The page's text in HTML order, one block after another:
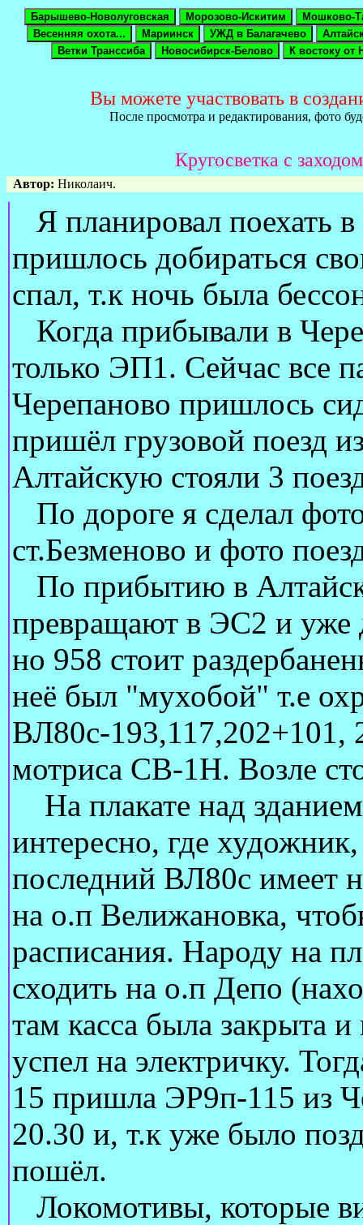
Вы можете участвовать в
После просмотра и редактирования, фото
Кругосветка с
Автор: Николаич.
Я планировал поехать
пришлось добираться
спал, т.к ночь была
Когда прибывали в
только ЭП1. Сейчас все
Черепаново пришлось
пришёл грузовой поезд
Алтайскую стояли 3
По дороге я сделал
ст.Безменово и фото
По прибытию в
превращают в ЭС2 и уже
но 958 стоит
неё был "мухобой" т.е
ВЛ80с-193,117,202+101,
мотриса СВ-1Н. Возле
На плакате над
интересно, где
последний ВЛ80с имеет
на о.п Велижановка,
расписания. Народу на
сходить на о.п Депо
там касса была закрыта
успел на электричку.
15 пришла ЭР9п-115 из
20.30 и, т.к уже было
пошёл.
Локомотивы, которые